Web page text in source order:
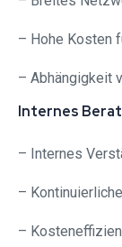
– Hohe Kosten
– Abhängigkeit
Internes
– Internes
–
–